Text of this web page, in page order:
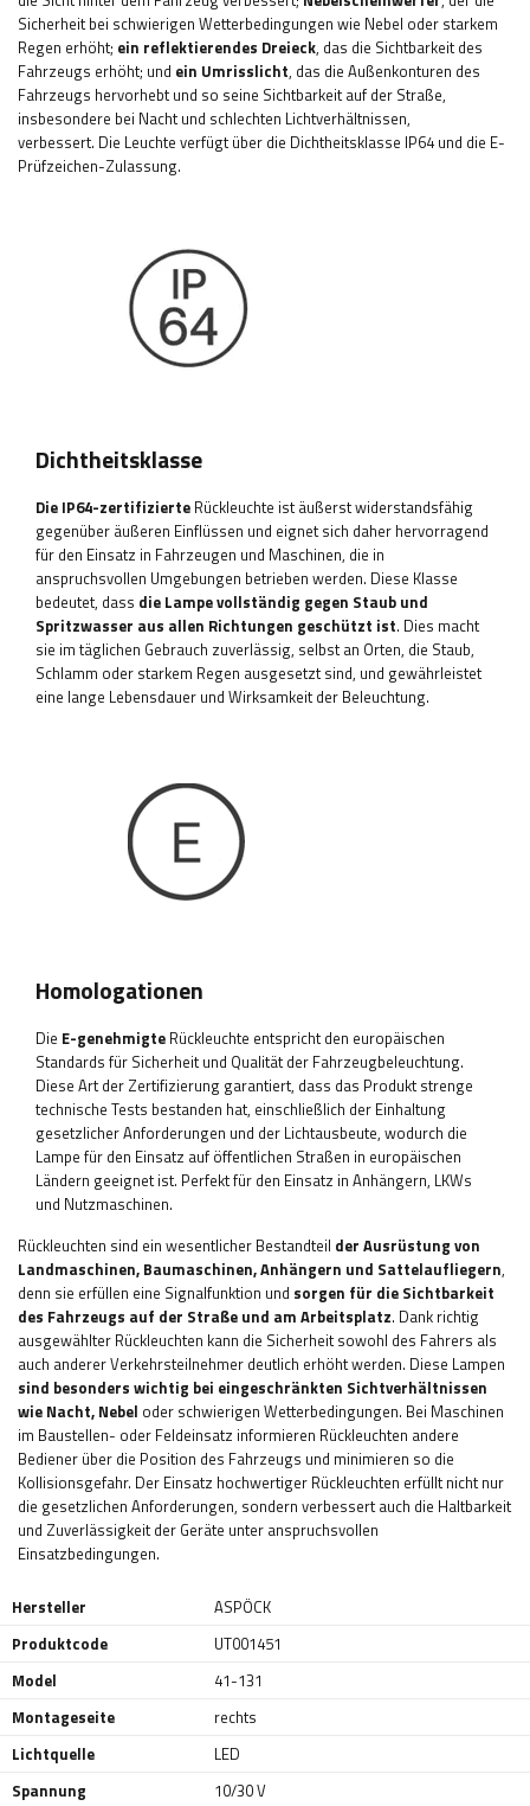
Sicherheit bei schwierigen Wetterbedingungen wie Nebel oder starkem
Regen erhöht; ein reflektierendes Dreieck, das die Sichtbarkeit des
Fahrzeugs erhöht; und ein Umrisslicht, das die Außenkonturen des
Fahrzeugs hervorhebt und so seine Sichtbarkeit auf der Straße,
insbesondere bei Nacht und schlechten Lichtverhältnissen,
verbessert. Die Leuchte verfügt über die Dichtheitsklasse IP64 und die E-
Prüfzeichen-Zulassung.
Dichtheitsklasse
Die IP64-zertifizierte Rückleuchte ist äußerst widerstandsfähig
gegenüber äußeren Einflüssen und eignet sich daher hervorragend
für den Einsatz in Fahrzeugen und Maschinen, die in
anspruchsvollen Umgebungen betrieben werden. Diese Klasse
bedeutet, dass die Lampe vollständig gegen Staub und
Spritzwasser aus allen Richtungen geschützt ist. Dies macht
sie im täglichen Gebrauch zuverlässig, selbst an Orten, die Staub,
Schlamm oder starkem Regen ausgesetzt sind, und gewährleistet
eine lange Lebensdauer und Wirksamkeit der Beleuchtung.
Homologationen
Die E-genehmigte Rückleuchte entspricht den europäischen
Standards für Sicherheit und Qualität der Fahrzeugbeleuchtung.
Diese Art der Zertifizierung garantiert, dass das Produkt strenge
technische Tests bestanden hat, einschließlich der Einhaltung
gesetzlicher Anforderungen und der Lichtausbeute, wodurch die
Lampe für den Einsatz auf öffentlichen Straßen in europäischen
Ländern geeignet ist. Perfekt für den Einsatz in Anhängern, LKWs
und Nutzmaschinen.
Rückleuchten sind ein wesentlicher Bestandteil der Ausrüstung von
Landmaschinen, Baumaschinen, Anhängern und Sattelaufliegern,
denn sie erfüllen eine Signalfunktion und sorgen für die Sichtbarkeit
des Fahrzeugs auf der Straße und am Arbeitsplatz. Dank richtig
ausgewählter Rückleuchten kann die Sicherheit sowohl des Fahrers als
auch anderer Verkehrsteilnehmer deutlich erhöht werden. Diese Lampen
sind besonders wichtig bei eingeschränkten Sichtverhältnissen
wie Nacht, Nebel oder schwierigen Wetterbedingungen. Bei Maschinen
im Baustellen- oder Feldeinsatz informieren Rückleuchten andere
Bediener über die Position des Fahrzeugs und minimieren so die
Kollisionsgefahr. Der Einsatz hochwertiger Rückleuchten erfüllt nicht nur
die gesetzlichen Anforderungen, sondern verbessert auch die Haltbarkeit
und Zuverlässigkeit der Geräte unter anspruchsvollen
Einsatzbedingungen.
Hersteller
ASPÖCK
Produktcode
UT001451
Model
41-131
Montageseite
rechts
Lichtquelle
LED
Spannung
10/30 V